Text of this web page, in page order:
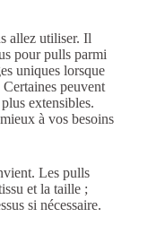
allez utiliser. Il
pour pulls parmi
uniques lorsque
Certaines peuvent
extensibles.
à vos besoins
Les pulls
et la taille ;
si nécessaire.